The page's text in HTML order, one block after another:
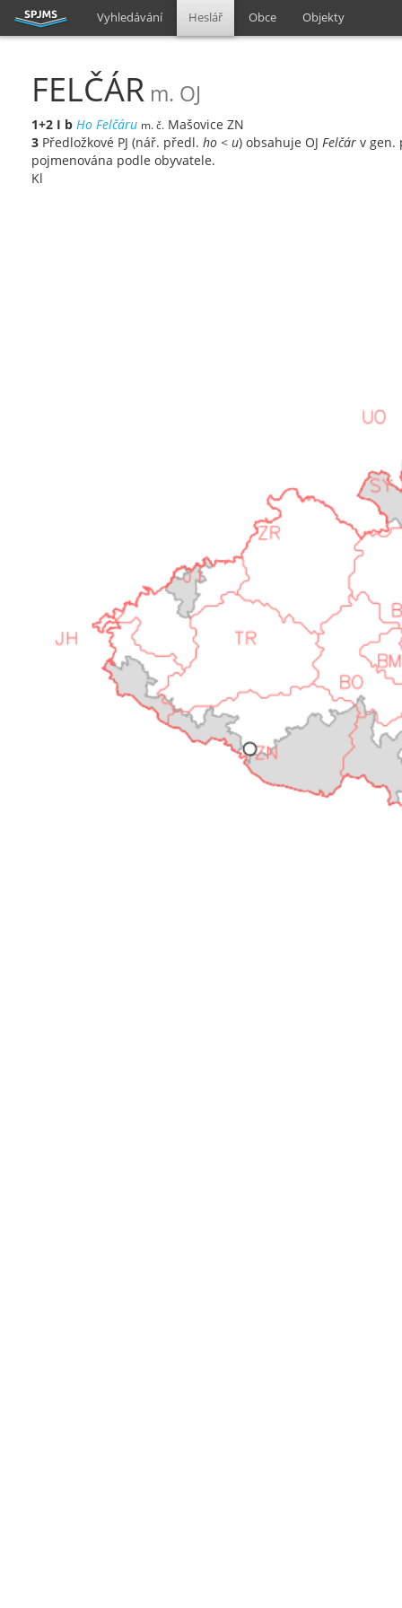
Vyhledávání Heslář Obce Objekty
FELČÁR m. OJ
1+2 I b Ho Felčáru m. č. Mašovice ZN
3 Předložkové PJ (nář. předl. ho < u) obsahuje OJ Felčár v gen.
pojmenována podle obyvatele.
Kl